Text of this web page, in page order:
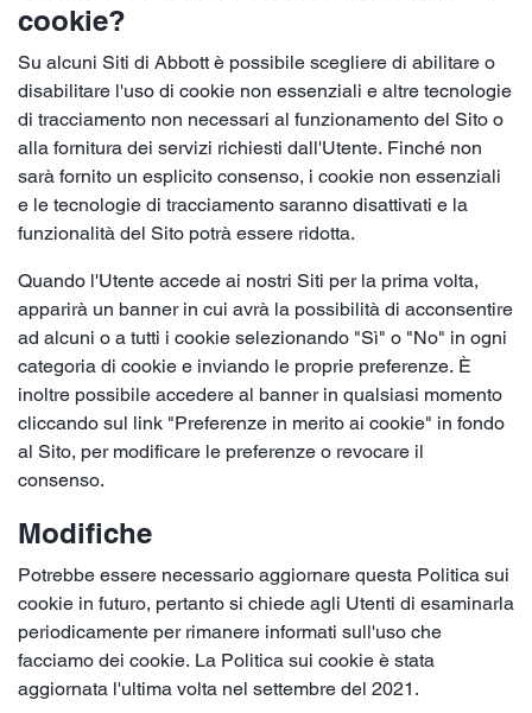
cookie?
Su alcuni Siti di Abbott è possibile scegliere di abilitare o
disabilitare l'uso di cookie non essenziali e altre tecnologie
di tracciamento non necessari al funzionamento del Sito o
alla fornitura dei servizi richiesti dall'Utente. Finché non
sarà fornito un esplicito consenso, i cookie non essenziali
e le tecnologie di tracciamento saranno disattivati e la
funzionalità del Sito potrà essere ridotta.
Quando l'Utente accede ai nostri Siti per la prima volta,
apparirà un banner in cui avrà la possibilità di acconsentire
ad alcuni o a tutti i cookie selezionando "Sì" o "No" in ogni
categoria di cookie e inviando le proprie preferenze. È
inoltre possibile accedere al banner in qualsiasi momento
cliccando sul link "Preferenze in merito ai cookie" in fondo
al Sito, per modificare le preferenze o revocare il
consenso.
Modifiche
Potrebbe essere necessario aggiornare questa Politica sui
cookie in futuro, pertanto si chiede agli Utenti di esaminarla
periodicamente per rimanere informati sull'uso che
facciamo dei cookie. La Politica sui cookie è stata
aggiornata l'ultima volta nel settembre del 2021.